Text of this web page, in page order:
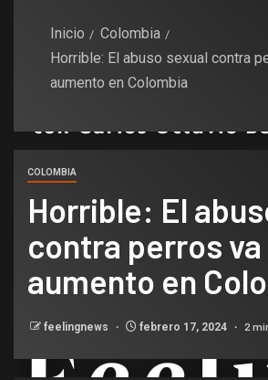
Inicio
Colombia
Horrible: El abuso sexual contra
aumento en Colombia
COLOMBIA
Horrible: El
contra perros va
aumento en
feelingnews febrero 17, 2024 2